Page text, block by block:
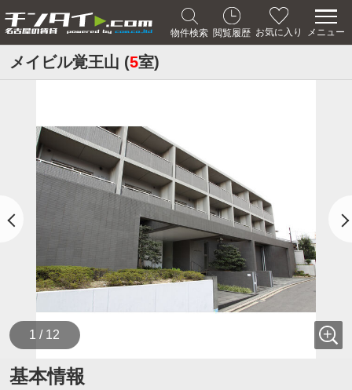
物件検索 閲覧履歴 お気に入り メニュー
メイビル覚王山 (5室)
1 / 12
基本情報